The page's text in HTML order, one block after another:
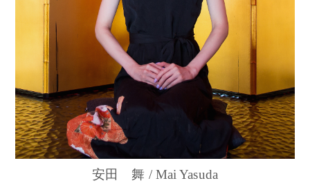
安田 舞 / Mai Yasuda